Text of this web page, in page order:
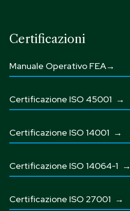
Certificazioni
Manuale Operativo FEA→
Certificazione ISO 45001 →
Certificazione ISO 14001 →
Certificazione ISO 14064-1 →
Certificazione ISO 27001 →